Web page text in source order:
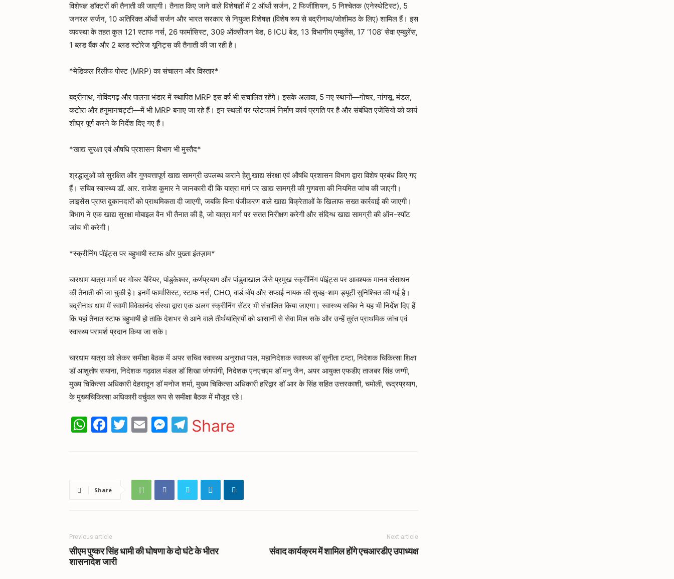
विशेषज्ञ डॉक्टरों की तैनाती की जाएगी। तैनात किए जाने वाले विशेषज्ञों में 2 ऑर्थो सर्जन, 2 फिजीशियन, 5 निश्चेतक (एनेस्थेटिस्ट), 5
जनरल सर्जन, 10 अतिरिक्त ऑर्थो सर्जन और भारत सरकार से नियुक्त विशेषज्ञ (विशेष रूप से बद्रीनाथ/जोशीमठ के लिए) शामिल हैं। इस
व्यवस्था के तहत कुल 121 स्टाफ नर्स, 26 फार्मासिस्ट, 309 ऑक्सीजन बेड, 6 ICU बेड, 13 विभागीय एम्बुलेंस, 17 ‘108’ सेवा एम्बुलेंस,
1 ब्लड बैंक और 2 ब्लड स्टोरेज यूनिट्स की तैनाती की जा रही है।
*मेडिकल रिलीफ पोस्ट (MRP) का संचालन और विस्तार*
बद्रीनाथ, गोविंदगढ़ और पालना भंडार में स्थापित MRP इस वर्ष भी संचालित रहेंगे। इसके अलावा, 5 नए स्थानों—गोचर, नांगसू, मंडल,
कटोरा और हनुमानचट्टी—में भी MRP बनाए जा रहे हैं। इन स्थलों पर प्लेटफार्म निर्माण कार्य प्रगति पर है और संबंधित एजेंसियों को कार्य
शीघ्र पूर्ण करने के निर्देश दिए गए हैं।
*खाद्य सुरक्षा एवं औषधि प्रशासन विभाग भी मुस्तैद*
श्रद्धालुओं को सुरक्षित और गुणवत्तापूर्ण खाद्य सामग्री उपलब्ध कराने हेतु खाद्य संरक्षा एवं औषधि प्रशासन विभाग द्वारा विशेष प्रबंध किए गए
हैं। सचिव स्वास्थ्य डॉ. आर. राजेश कुमार ने जानकारी दी कि यात्रा मार्ग पर खाद्य सामग्री की गुणवत्ता की नियमित जांच की जाएगी।
लाइसेंस प्राप्त दुकानदारों को प्राथमिकता दी जाएगी, जबकि बिना पंजीकरण वाले खाद्य विक्रेताओं के खिलाफ सख्त कार्रवाई की जाएगी।
विभाग ने एक खाद्य सुरक्षा मोबाइल वैन भी तैनात की है, जो यात्रा मार्ग पर सतत निरीक्षण करेगी और संदिग्ध खाद्य सामग्री की ऑन-स्पॉट
जांच भी करेगी।
*स्क्रीनिंग पॉइंट्स पर बहुभाषी स्टाफ और पुख्ता इंतज़ाम*
चारधाम यात्रा मार्ग पर गोचर बैरियर, पांडुकेश्वर, कर्णप्रयाग और पांडुवाखाल जैसे प्रमुख स्क्रीनिंग पॉइंट्स पर आवश्यक मानव संसाधन
की तैनाती की जा चुकी है। इनमें फार्मासिस्ट, स्टाफ नर्स, CHO, वार्ड बॉय और सफाई नायक की सुबह-शाम ड्यूटी सुनिश्चित की गई है।
बद्रीनाथ धाम में स्वामी विवेकानंद संस्था द्वारा एक अलग स्क्रीनिंग सेंटर भी संचालित किया जाएगा। स्वास्थ्य सचिव ने यह भी निर्देश दिए हैं
कि यहां तैनात स्टाफ बहुभाषी हो ताकि देशभर से आने वाले तीर्थयात्रियों को आसानी से सेवा मिल सके और उन्हें तुरंत प्राथमिक जांच एवं
स्वास्थ्य परामर्श प्रदान किया जा सके।
चारधाम यात्रा को लेकर समीक्षा बैठक में अपर सचिव स्वास्थ्य अनुराधा पाल, महानिदेशक स्वास्थ्य डाॅ सुनीता टम्टा, निदेशक चिकित्सा शिक्षा
डाॅ आशुतोष सयाना, निदेशक गढ़वाल मंडल डाॅ शिखा जंगपांगी, निदेशक एनएचएम डाॅ मनु जैन, अपर आयुक्त एफडीए ताजबर सिंह जग्गी,
मुख्य चिकित्सा अधिकारी देहरादून डाॅ मनोज शर्मा, मुख्य चिकित्सा अधिकारी हरिद्वार डाॅ आर के सिंह सहित उत्तरकाशी, चमोली, रूद्रप्रयाग,
के मुख्यचिकित्सा अधिकारी वर्चुवल रूप से समीक्षा बैठक में मौजूद रहे।
WhatsApp
Facebook
Twitter
EmailMessenger
Telegram
Share
Share
Previous article
सीएम पुष्कर सिंह धामी की घोषणा के दो घंटे के भीतर
शासनादेश जारी
Next article
संवाद कार्यक्रम में शामिल होंगे एचआरडीए उपाध्यक्ष